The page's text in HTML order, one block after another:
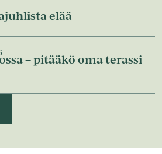
elää
– pitääkö oma terassi